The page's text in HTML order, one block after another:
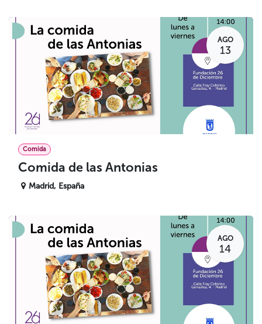
AGO
13
Comida
Comida de las Antonias
Madrid, España
AGO
14